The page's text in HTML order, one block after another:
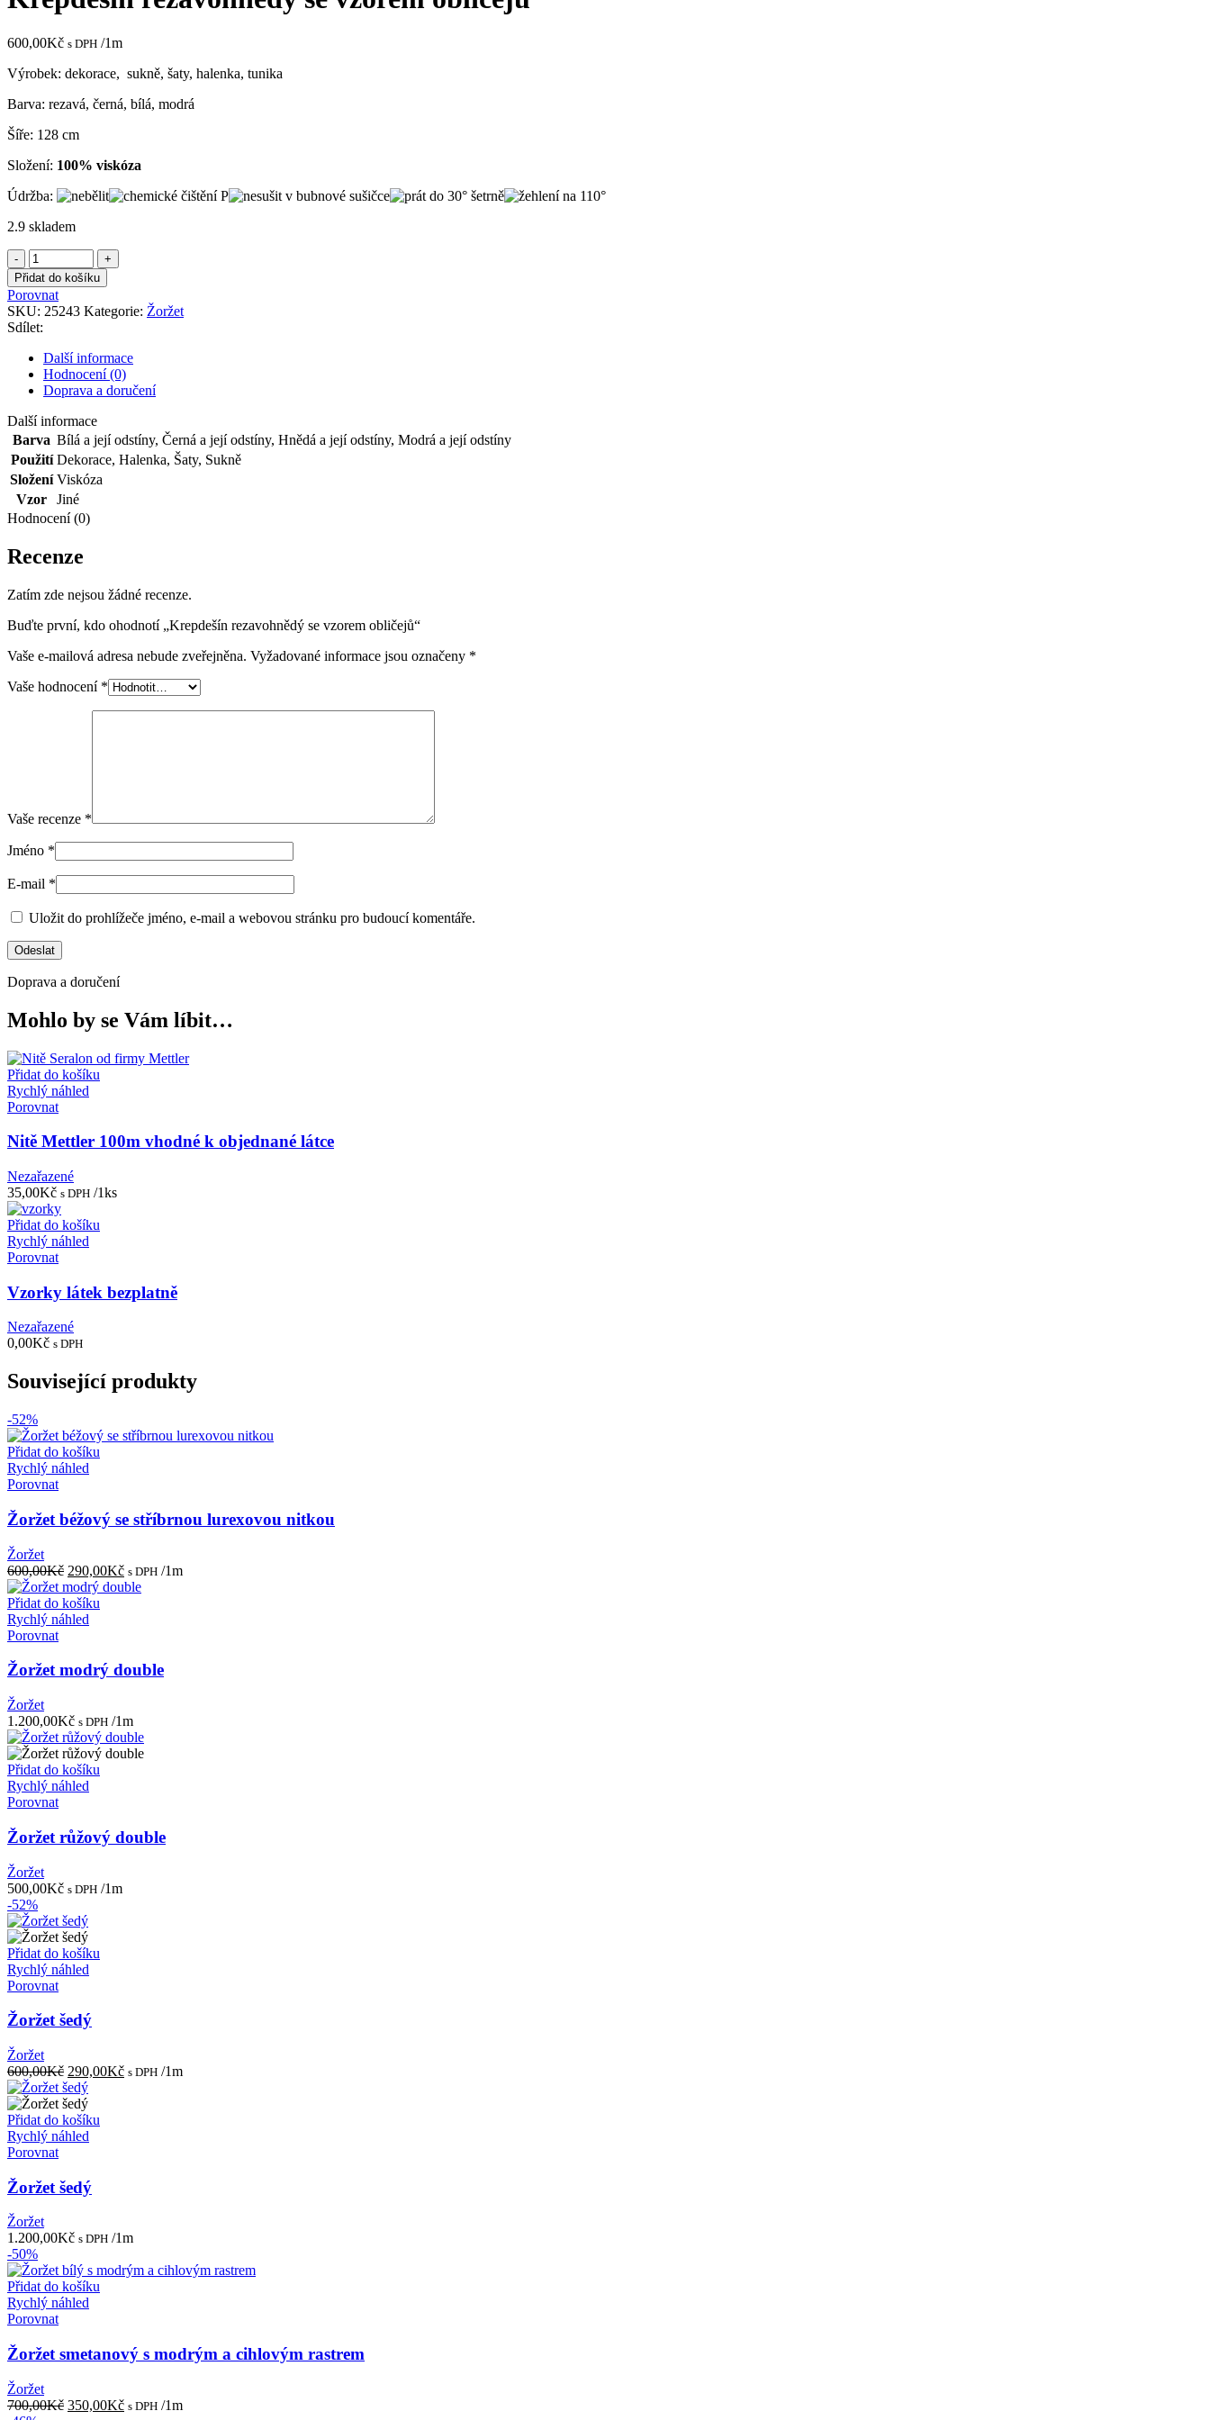
600,00Kč s DPH /1m
Výrobek: dekorace, sukně, šaty, halenka, tunika
Barva: rezavá, černá, bílá, modrá
Šíře: 128 cm
Složení: 100% viskóza
Údržba:
2.9 skladem
Krepdešín
rezavohnědý
se
vzorem
obličejů
množství
Přidat do košíku
Porovnat
SKU: 25243 Kategorie: Žoržet
Sdílet:
Další informace
Hodnocení (0)
Doprava a doručení
Další informace
Barva Bílá a její odstíny, Černá a její odstíny, Hnědá a její odstíny, Modrá a její odstíny
Použití Dekorace, Halenka, Šaty, Sukně
Složení Viskóza
Vzor
Jiné
Hodnocení (0)
Recenze
Zatím zde nejsou žádné recenze.
Buďte první, kdo ohodnotí „Krepdešín rezavohnědý se vzorem obličejů“
Vaše e-mailová adresa nebude zveřejněna. Vyžadované informace jsou označeny *
Vaše hodnocení *
Vaše recenze *
Jméno *
E-mail *
Uložit do prohlížeče jméno, e-mail a webovou stránku pro budoucí komentáře.
Doprava a doručení
Mohlo by se Vám líbit…
Přidat do košíku
Rychlý náhled
Porovnat
Nitě Mettler 100m vhodné k objednané látce
Nezařazené
35,00Kč s DPH /1ks
Přidat do košíku
Rychlý náhled
Porovnat
Vzorky látek bezplatně
Nezařazené
0,00Kč s DPH
Související produkty
-52%
Přidat do košíku
Rychlý náhled
Porovnat
Žoržet béžový se stříbrnou lurexovou nitkou
Žoržet
600,00Kč Původní
cena
byla:
600,00Kč.
290,00KčAktuální
cena
s DPH /1m
Přidat do košíku
Rychlý náhled
Porovnat
Žoržet modrý double
Žoržet
1.200,00Kč s DPH /1m
Přidat do košíku
Rychlý náhled
Porovnat
Žoržet růžový double
Žoržet
500,00Kč s DPH /1m
-52%
Přidat do košíku
Rychlý náhled
Porovnat
Žoržet šedý
Žoržet
600,00Kč Původní
cena
byla:
600,00Kč.
290,00KčAktuální
s DPH /1m
Přidat do košíku
Rychlý náhled
Porovnat
Žoržet šedý
Žoržet
1.200,00Kč s DPH /1m
-50%
Přidat do košíku
Rychlý náhled
Porovnat
Žoržet smetanový s modrým a cihlovým rastrem
Žoržet
700,00Kč Původní
350,00KčAktuální
s DPH /1m